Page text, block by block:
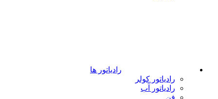
رادیاتور ها
رادیاتور کولر
رادیاتور آب